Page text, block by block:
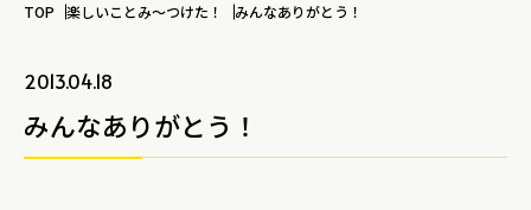
TOP 楽しいことみ～つけた！ みんなありがとう！
2013.04.18
みんなありがとう！